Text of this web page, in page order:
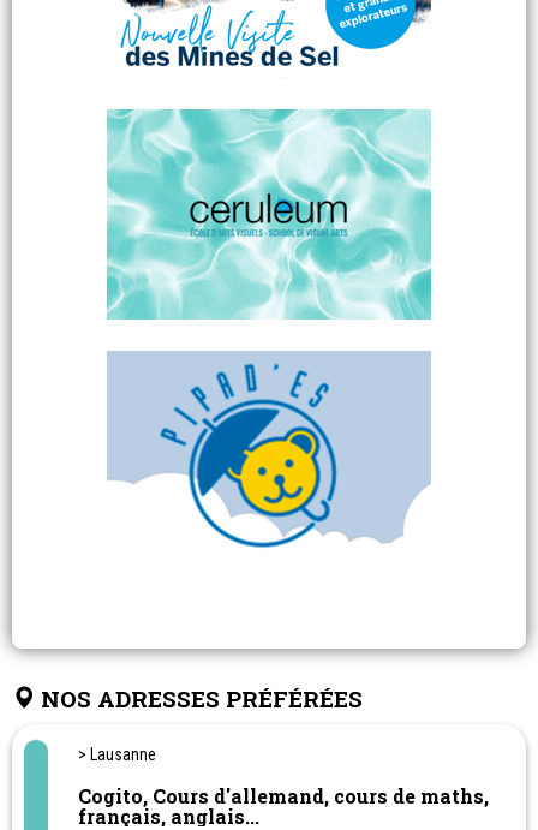
NOS ADRESSES PRÉFÉRÉES
> Lausanne
Cogito, Cours d'allemand, cours de maths,
français, anglais...